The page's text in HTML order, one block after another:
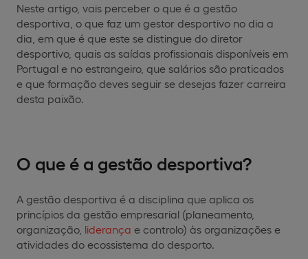
Neste artigo, vais perceber o que é a gestão
desportiva, o que faz um gestor desportivo no dia a
dia, em que é que este se distingue do diretor
desportivo, quais as saídas profissionais disponíveis em
Portugal e no estrangeiro, que salários são praticados
e que formação deves seguir se desejas fazer carreira
desta paixão.
O que é a gestão desportiva?
A gestão desportiva é a disciplina que aplica os
princípios da gestão empresarial (planeamento,
organização, liderança e controlo) às organizações e
atividades do ecossistema do desporto.